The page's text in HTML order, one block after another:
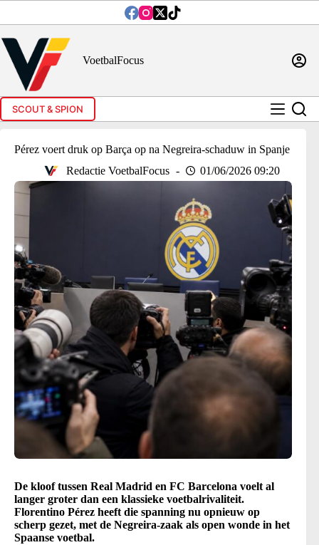
inhoud
VoetbalFocus
SCOUT & SPION
Pérez voert druk op Barça op na Negreira-schaduw in Spanje
Redactie VoetbalFocus
01/06/2026 09:20
De kloof tussen Real Madrid en FC Barcelona voelt al
langer groter dan een klassieke voetbalrivaliteit.
Florentino Pérez heeft die spanning nu opnieuw op
scherp gezet, met de Negreira-zaak als open wonde in het
Spaanse voetbal.